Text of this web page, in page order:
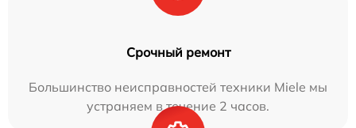
Срочный ремонт
Большинство неисправностей техники Miele мы
устраняем в течение 2 часов.